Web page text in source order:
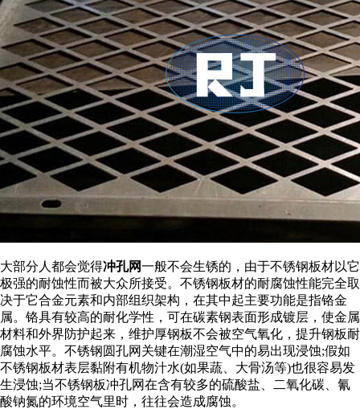
大部分人都会觉得冲孔网一般不会生锈的，由于不锈钢板材以它
极强的耐蚀性而被大众所接受。不锈钢板材的耐腐蚀性能完全取
决于它合金元素和内部组织架构，在其中起主要功能是指铬金
属。铬具有较高的耐化学性，可在碳素钢表面形成镀层，使金属
材料和外界防护起来，维护厚钢板不会被空气氧化，提升钢板耐
腐蚀水平。不锈钢圆孔网关键在潮湿空气中的易出现浸蚀;假如
不锈钢板材表层黏附有机物汁水(如果蔬、大骨汤等)也很容易发
生浸蚀;当不锈钢板冲孔网在含有较多的硫酸盐、二氧化碳、氰
酸钠氮的环境空气里时，往往会造成腐蚀。